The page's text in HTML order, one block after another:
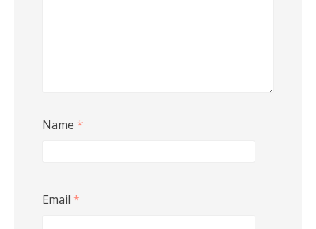
Name *
Email *